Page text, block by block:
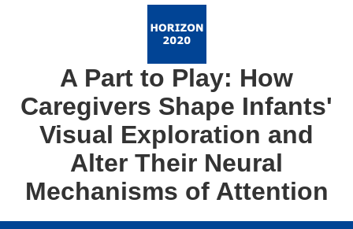
A Part to Play: How
Caregivers Shape Infants'
Visual Exploration and
Alter Their Neural
Mechanisms of Attention